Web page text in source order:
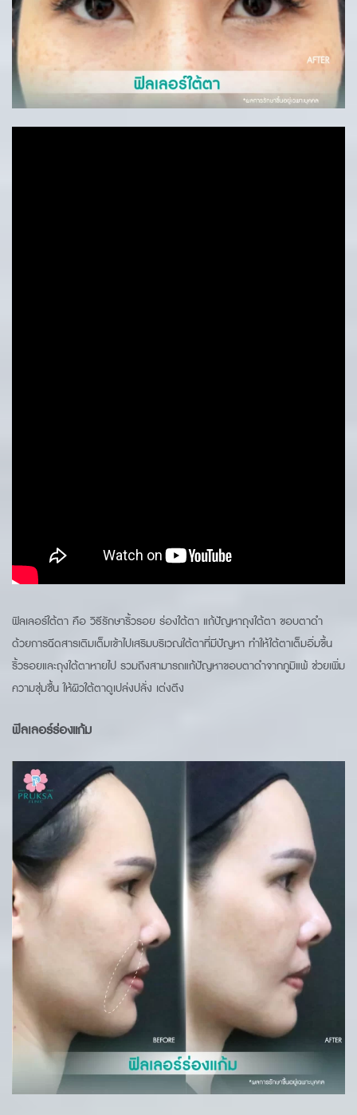
ฟิลเลอร์ใต้ตา คือ วิธีรักษาริ้วรอย ร่องใต้ตา แก้ปัญหาถุงใต้ตา ขอบตาดำ
ด้วยการฉีดสารเติมเต็มเข้าไปเสริมบริเวณใต้ตาที่มีปัญหา ทำให้ใต้ตาเต็มอิ่มขึ้น
ริ้วรอยและถุงใต้ตาหายไป รวมถึงสามารถแก้ปัญหาขอบตาดำจากภูมิแพ้ ช่วยเพิ่ม
ความชุ่มชื้น ให้ผิวใต้ตาดูเปล่งปลั่ง เต่งตึง
ฟิลเลอร์ร่องแก้ม